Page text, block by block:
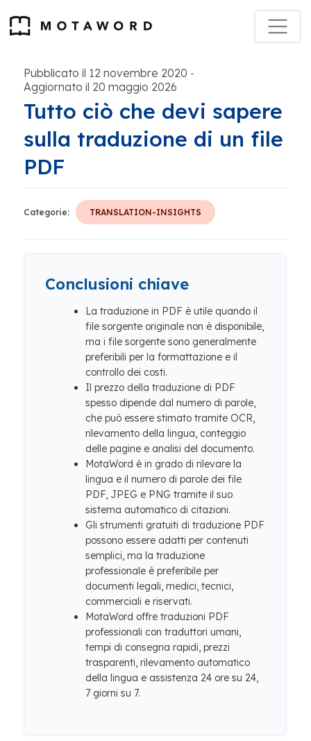
Pubblicato il 12 novembre 2020 -
Aggiornato il 20 maggio 2026
Tutto ciò che devi sapere
sulla traduzione di un file
PDF
Categorie: TRANSLATION-INSIGHTS
Conclusioni chiave
La traduzione in PDF è utile quando il
file sorgente originale non è disponibile,
ma i file sorgente sono generalmente
preferibili per la formattazione e il
controllo dei costi.
Il prezzo della traduzione di PDF
spesso dipende dal numero di parole,
che può essere stimato tramite OCR,
rilevamento della lingua, conteggio
delle pagine e analisi del documento.
MotaWord è in grado di rilevare la
lingua e il numero di parole dei file
PDF, JPEG e PNG tramite il suo
sistema automatico di citazioni.
Gli strumenti gratuiti di traduzione PDF
possono essere adatti per contenuti
semplici, ma la traduzione
professionale è preferibile per
documenti legali, medici, tecnici,
commerciali e riservati.
MotaWord offre traduzioni PDF
professionali con traduttori umani,
tempi di consegna rapidi, prezzi
trasparenti, rilevamento automatico
della lingua e assistenza 24 ore su 24,
7 giorni su 7.